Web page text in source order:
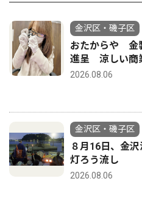
金沢区・磯子区
おたからや 金
進呈 涼しい商
2026.08.06
金沢区・磯子区
８月16日、金
灯ろう流し
2026.08.06